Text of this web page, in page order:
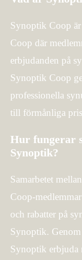
Synoptik Coop
Coop där
erbjudanden på
Synoptik Coop
professionella
till förmånliga
Hur fungerar
Synoptik?
Samarbetet
Coop-
och rabatter på
Synoptik. Genom
Synoptik erbjuda